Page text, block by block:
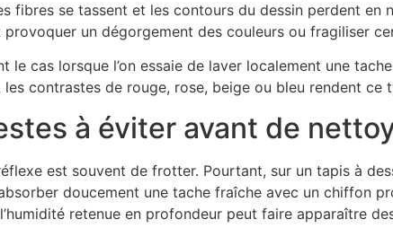
fibres se tassent et les contours du dessin perdent
un dégorgement des couleurs ou fragiliser
le cas lorsque l’on essaie de laver localement une
les contrastes de rouge, rose, beige ou bleu rendent ce
à éviter avant de
est souvent de frotter. Pourtant, sur un tapis à
doucement une tache fraîche avec un chiffon
retenue en profondeur peut faire apparaître